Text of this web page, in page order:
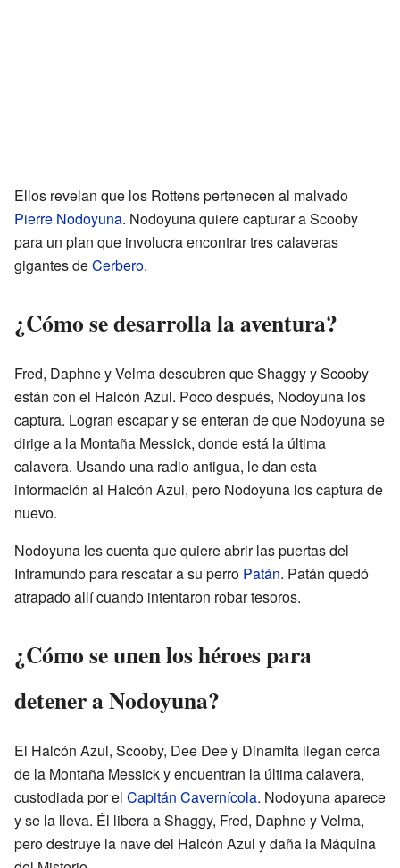
Ellos revelan que los Rottens pertenecen al malvado
Pierre Nodoyuna. Nodoyuna quiere capturar a Scooby
para un plan que involucra encontrar tres calaveras
gigantes deCerbero.
¿Cómo se desarrolla la aventura?
Fred, Daphne y Velma descubren que Shaggy y Scooby
están con el Halcón Azul. Poco después, Nodoyuna los
captura. Logran escapar y se enteran de que Nodoyuna se
dirige a la Montaña Messick, donde está la última
calavera. Usando una radio antigua, le dan esta
información al Halcón Azul, pero Nodoyuna los captura de
nuevo.
Nodoyuna les cuenta que quiere abrir las puertas del
Inframundo para rescatar a su perro Patán. Patán quedó
atrapado allí cuando intentaron robar tesoros.
¿Cómo se unen los héroes para
detener a Nodoyuna?
El Halcón Azul, Scooby, Dee Dee y Dinamita llegan cerca
de la Montaña Messick y encuentran la última calavera,
custodiada por el Capitán Cavernícola. Nodoyuna aparece
y se la lleva. Él libera a Shaggy, Fred, Daphne y Velma,
pero destruye la nave del Halcón Azul y daña la Máquina